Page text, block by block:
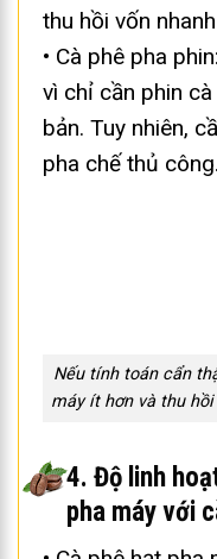
thu hồi vốn
• Cà phê pha
vì chỉ cần phin
bản. Tuy nhiên,
pha chế thủ công.
4. Độ linh
• Cà phê hạt pha
loại cà phê khác